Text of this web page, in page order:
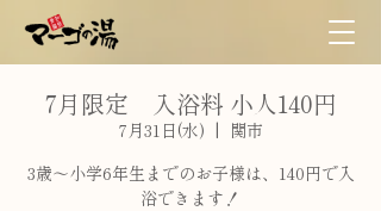
7月限定 入浴料 小人140円
7月31日(水)
  |
関市
3歳〜小学6年生までのお子様は、140円で入
浴できます！